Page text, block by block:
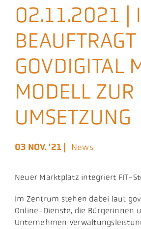
Presse
Aktuelles
Podcast
02.11.2021 |
BEAUFTRAGT
GOVDIGITAL
MODELL
UMSETZUNG
03 NOV. '21 | News
Neuer Marktplatz integriert FIT-
​Im Zentrum stehen dabei laut
Online-Dienste, die Bürgerinnen
Unternehmen